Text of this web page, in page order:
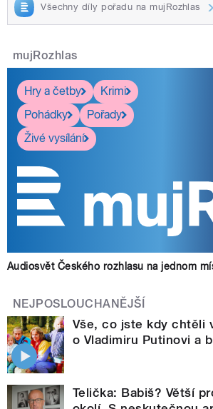
Všechny díly pořadu na mujRozhlas
mujRozhlas
Hry a četby
Krimi
Pohádky
Pořady
Živé vysílání
Audiosvět Českého rozhlasu na jednom
NEJPOSLOUCHANĚJŠÍ
Vše, co jste kdy chtěli
o Vladimiru Putinovi a
Telička: Babiš? Větší